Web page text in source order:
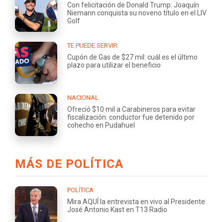
Con felicitación de Donald Trump: Joaquín
Niemann conquista su noveno título en el LIV
Golf
TE PUEDE SERVIR
Cupón de Gas de $27 mil: cuál es el último
plazo para utilizar el beneficio
NACIONAL
Ofreció $10 mil a Carabineros para evitar
fiscalización: conductor fue detenido por
cohecho en Pudahuel
MÁS DE POLÍTICA
POLÍTICA
Mira AQUÍ la entrevista en vivo al Presidente
José Antonio Kast en T13 Radio